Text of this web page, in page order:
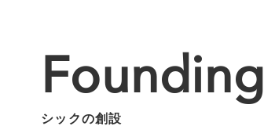
Founding
シックの創設